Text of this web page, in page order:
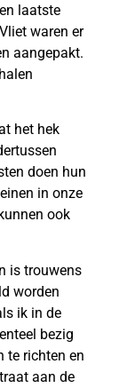
laatste
waren er
aangepakt.
het hek
doen hun
in onze
ook
is trouwens
worden
ik in de
bezig
te richten en
aan de